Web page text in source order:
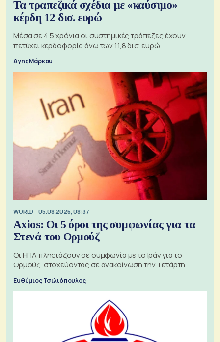
Τα τραπεζικά σχέδια με «καύσιμο»
κέρδη 12 δισ. ευρώ
Μέσα σε 4,5 χρόνια οι συστημικές τράπεζες έχουν
πετύχει κερδοφορία άνω των 11,8 δισ. ευρώ
Αγης Μάρκου
WORLD 05.08.2026, 08:37
Axios: Οι 5 όροι της συμφωνίας για τα
Στενά του Ορμούζ
Οι ΗΠΑ πλησιάζουν σε συμφωνία με το Ιράν για το
Ορμούζ, στοχεύοντας σε ανακοίνωση την Τετάρτη
Ευθύμιος Τσιλιόπουλος